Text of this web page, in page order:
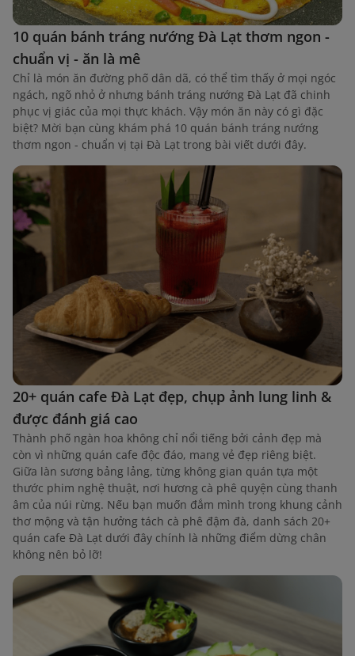
10 quán bánh tráng nướng Đà Lạt thơm ngon -
chuẩn vị - ăn là mê
Chỉ là món ăn đường phố dân dã, có thể tìm thấy ở mọi ngóc
ngách, ngõ nhỏ ở nhưng bánh tráng nướng Đà Lạt đã chinh
phục vị giác của mọi thực khách. Vậy món ăn này có gì đặc
biệt? Mời bạn cùng khám phá 10 quán bánh tráng nướng
thơm ngon - chuẩn vị tại Đà Lạt trong bài viết dưới đây.
20+ quán cafe Đà Lạt đẹp, chụp ảnh lung linh &
được đánh giá cao
Thành phố ngàn hoa không chỉ nổi tiếng bởi cảnh đẹp mà
còn vì những quán cafe độc đáo, mang vẻ đẹp riêng biệt.
Giữa làn sương bảng lảng, từng không gian quán tựa một
thước phim nghệ thuật, nơi hương cà phê quyện cùng thanh
âm của núi rừng. Nếu bạn muốn đắm mình trong khung cảnh
thơ mộng và tận hưởng tách cà phê đậm đà, danh sách 20+
quán cafe Đà Lạt dưới đây chính là những điểm dừng chân
không nên bỏ lỡ!